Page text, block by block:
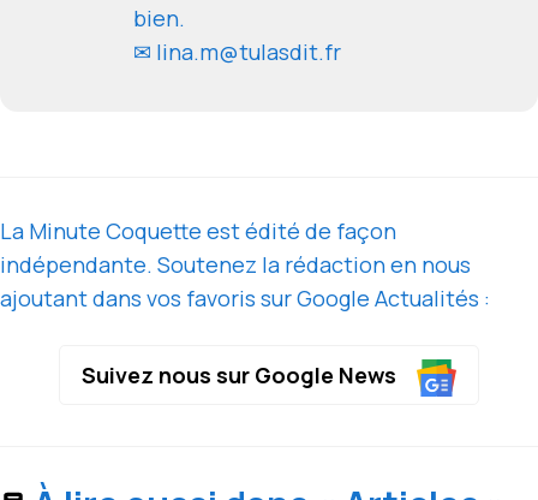
bien.
✉ lina.m@tulasdit.fr
La Minute Coquette est édité de façon
indépendante. Soutenez la rédaction en nous
ajoutant dans vos favoris sur Google Actualités :
Suivez nous sur Google News